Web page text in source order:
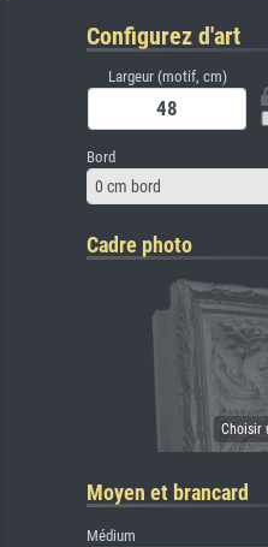
Configurez d'art
Largeur (motif, cm)
Bord
0 cm bord
Cadre photo
Moyen et brancard
Médium